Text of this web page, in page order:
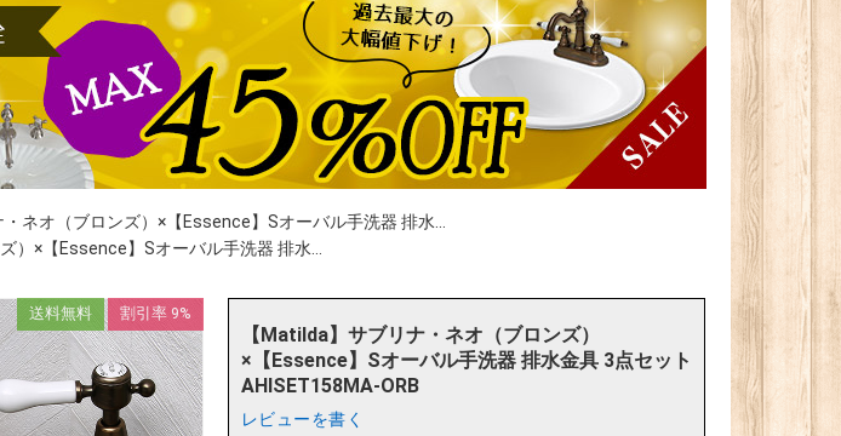
ネオ（ブロンズ）×【Essence】Sオーバル手洗器 排水...
）×【Essence】Sオーバル手洗器 排水...
送料無料 割引率 9%
【Matilda】サブリナ・ネオ（ブロンズ）
×【Essence】Sオーバル手洗器 排水金具 3点セット
AHISET158MA-ORB
レビューを書く